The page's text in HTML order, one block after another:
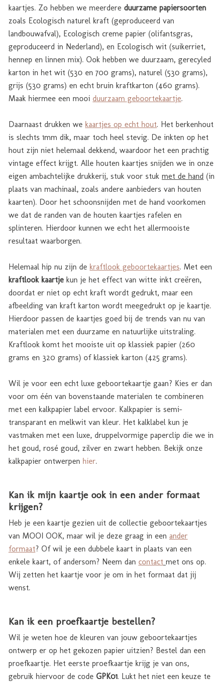
kaartjes. Zo hebben we meerdere duurzame papiersoorten
zoals Ecologisch naturel kraft (geproduceerd van
landbouwafval), Ecologisch creme papier (olifantsgras,
geproduceerd in Nederland), en Ecologisch wit (suikerriet,
hennep en linnen mix). Ook hebben we duurzaam, gerecyled
karton in het wit (530 en 700 grams), naturel (530 grams),
grijs (530 grams) en echt bruin kraftkarton (460 grams).
Maak hiermee een mooi duurzaam geboortekaartje.
Daarnaast drukken we kaartjes op echt hout. Het berkenhout
is slechts 1mm dik, maar toch heel stevig. De inkten op het
hout zijn niet helemaal dekkend, waardoor het een prachtig
vintage effect krijgt. Alle houten kaartjes snijden we in onze
eigen ambachtelijke drukkerij, stuk voor stuk met de hand (in
plaats van machinaal, zoals andere aanbieders van houten
kaarten). Door het schoonsnijden met de hand voorkomen
we dat de randen van de houten kaartjes rafelen en
splinteren. Hierdoor kunnen we echt het allermooiste
resultaat waarborgen.
Helemaal hip nu zijn de kraftlook geboortekaartjes. Met een
kraftlook kaartje kun je het effect van witte inkt creëren,
doordat er niet op echt kraft wordt gedrukt, maar een
afbeelding van kraft karton wordt meegedrukt op je kaartje.
Hierdoor passen de kaartjes goed bij de trends van nu van
materialen met een duurzame en natuurlijke uitstraling.
Kraftlook komt het mooiste uit op klassiek papier (260
grams en 320 grams) of klassiek karton (425 grams).
Wil je voor een echt luxe geboortekaartje gaan? Kies er dan
voor om één van bovenstaande materialen te combineren
met een kalkpapier label ervoor. Kalkpapier is semi-
transparant en melkwit van kleur. Het kalklabel kun je
vastmaken met een luxe, druppelvormige paperclip die we in
het goud, rosé goud, zilver en zwart hebben. Bekijk onze
kalkpapier ontwerpen hier.
Kan ik mijn kaartje ook in een ander formaat
krijgen?
Heb je een kaartje gezien uit de collectie geboortekaartjes
van MOOI OOK, maar wil je deze graag in een ander
formaat? Of wil je een dubbele kaart in plaats van een
enkele kaart, of andersom? Neem dan contact met ons op.
Wij zetten het kaartje voor je om in het formaat dat jij
wenst.
Kan ik een proefkaartje bestellen?
Wil je weten hoe de kleuren van jouw geboortekaartjes
ontwerp er op het gekozen papier uitzien? Bestel dan een
proefkaartje. Het eerste proefkaartje krijg je van ons,
gebruik hiervoor de code GPK01. Lukt het niet een keuze te